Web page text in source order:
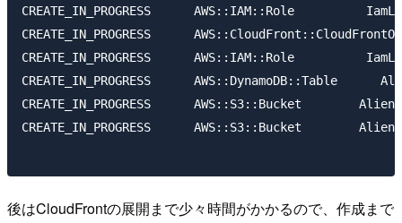
CREATE_IN_PROGRESS
CREATE_IN_PROGRESS
CREATE_IN_PROGRESS
CREATE_IN_PROGRESS
CREATE_IN_PROGRESS      AWS::S3::Bucket
CREATE_IN_PROGRESS      AWS::S3::Bucket
後はCloudFrontの展開まで少々時間がかかるので、作成まで